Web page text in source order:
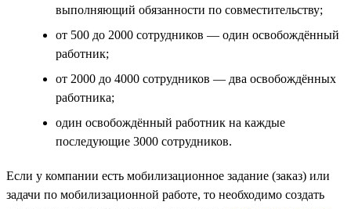
выполняющий обязанности по совместительству;
от 500 до 2000 сотрудников — один освобождённый
работник;
от 2000 до 4000 сотрудников — два освобождённых
работника;
один освобождённый работник на каждые
последующие 3000 сотрудников.
Если у компании есть мобилизационное задание (заказ) или
задачи по мобилизационной работе, то необходимо создать